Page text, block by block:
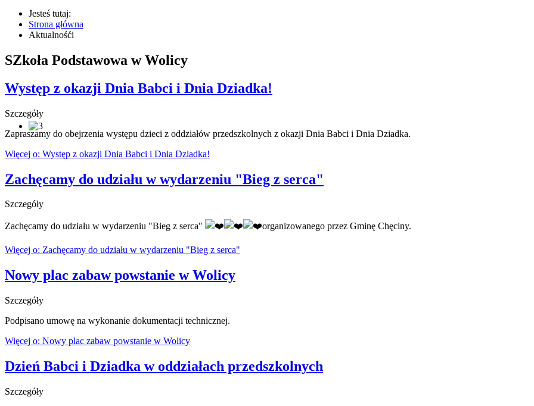
Jesteś tutaj:
Strona główna
Aktualnośći
SZkoła Podstawowa w Wolicy
Występ z okazji Dnia Babci i Dnia Dziadka!
Szczegóły
Zapraszamy do obejrzenia występu dzieci z oddziałów przedszkolnych z okazji Dnia Babci i Dnia Dziadka.
Więcej o: Występ z okazji Dnia Babci i Dnia Dziadka!
Zachęcamy do udziału w wydarzeniu "Bieg z serca"
Szczegóły
Zachęcamy do udziału w wydarzeniu "Bieg z serca" organizowanego przez Gminę Chęciny.
Więcej o: Zachęcamy do udziału w wydarzeniu "Bieg z serca"
Nowy plac zabaw powstanie w Wolicy
Szczegóły
Podpisano umowę na wykonanie dokumentacji technicznej.
Więcej o: Nowy plac zabaw powstanie w Wolicy
Dzień Babci i Dziadka w oddziałach przedszkolnych
Szczegóły